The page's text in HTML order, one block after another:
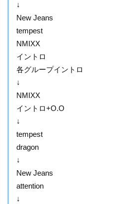
↓
New Jeans
tempest
NMIXX
イントロ
各グループイントロ
↓
NMIXX
イントロ+O.O
↓
tempest
dragon
↓
New Jeans
attention
↓